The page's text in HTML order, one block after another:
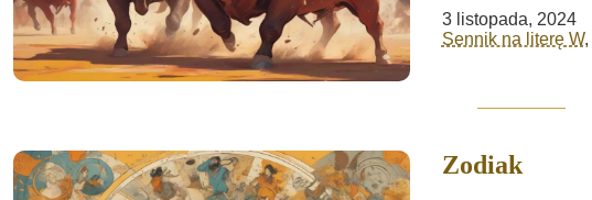
3 listopada, 2024
Sennik na literę W,
Zodiak